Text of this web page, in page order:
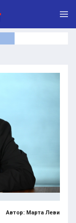
Автор: Марта Леви